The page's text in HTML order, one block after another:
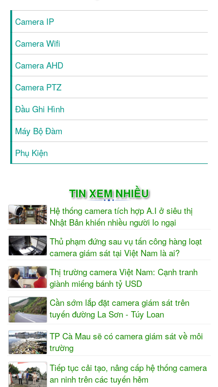
Camera IP
Camera Wifi
Camera AHD
Camera PTZ
Đầu Ghi Hình
Máy Bộ Đàm
Phụ Kiện
TIN XEM NHIỀU
Hệ thống camera tích hợp A.I ở siêu thị
Nhật Bản khiến nhiều người lo ngại
Thủ phạm đứng sau vụ tấn công hàng loạt
camera giám sát tại Việt Nam là ai?
Thị trường camera Việt Nam: Cạnh tranh
giành miếng bánh tỷ USD
Cần sớm lắp đặt camera giám sát trên
tuyến đường La Sơn - Túy Loan
TP Cà Mau sẽ có camera giám sát về môi
trường
Tiếp tục cải tạo, nâng cấp hệ thống camera
an ninh trên các tuyến hẻm